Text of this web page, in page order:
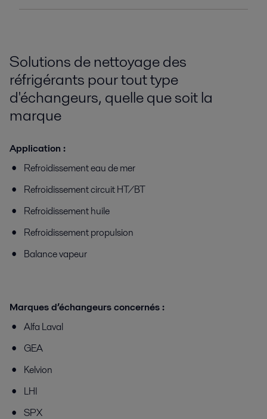
Solutions de nettoyage des
réfrigérants pour tout type
d'échangeurs, quelle que soit la
marque
Application :
Refroidissement eau de mer
Refroidissement circuit HT/BT
Refroidissement huile
Refroidissement propulsion
Balance vapeur
Marques d’échangeurs concernés :
Alfa Laval
GEA
Kelvion
LHI
SPX